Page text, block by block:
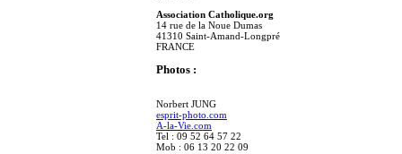
Association Catholique.org
14 rue de la Noue Dumas
41310 Saint-Amand-Longpré
FRANCE
Photos :
Norbert JUNG
esprit-photo.com
A-la-Vie.com
Tel : 09 52 64 57 22
Mob : 06 13 20 22 09